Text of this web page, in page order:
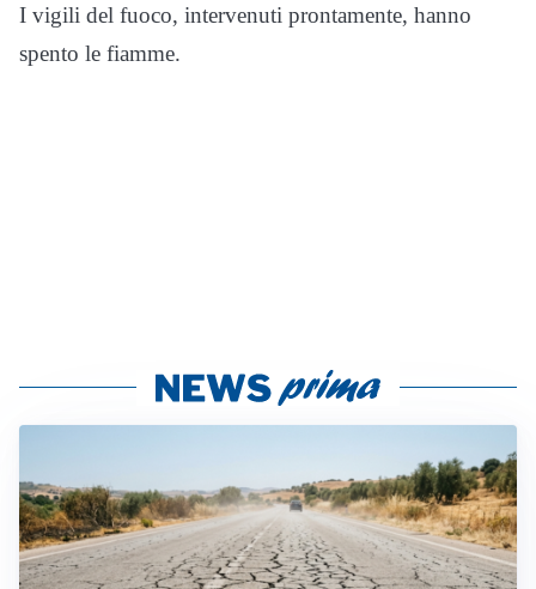
I vigili del fuoco, intervenuti prontamente, hanno
spento le fiamme.